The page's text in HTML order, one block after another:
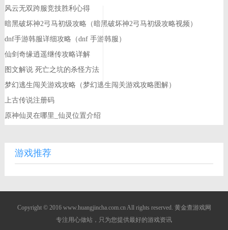
风云无双跨服竞技胜利心得
暗黑破坏神2弓马初级攻略（暗黑破坏神2弓马初级攻略视频）
dnf手游韩服详细攻略（dnf 手游韩服）
仙剑奇缘逍遥继传攻略详解
图文解说 死亡之坑的杀怪方法
梦幻逃生闯关游戏攻略（梦幻逃生闯关游戏攻略图解）
上古传说注册码
原神仙灵在哪里_仙灵位置介绍
游戏推荐
Copyright © 2016 www.huangjincha.com.cn All rights reserved. 黄金查游戏网
专注用心做站，只为您提供最好的游戏资讯